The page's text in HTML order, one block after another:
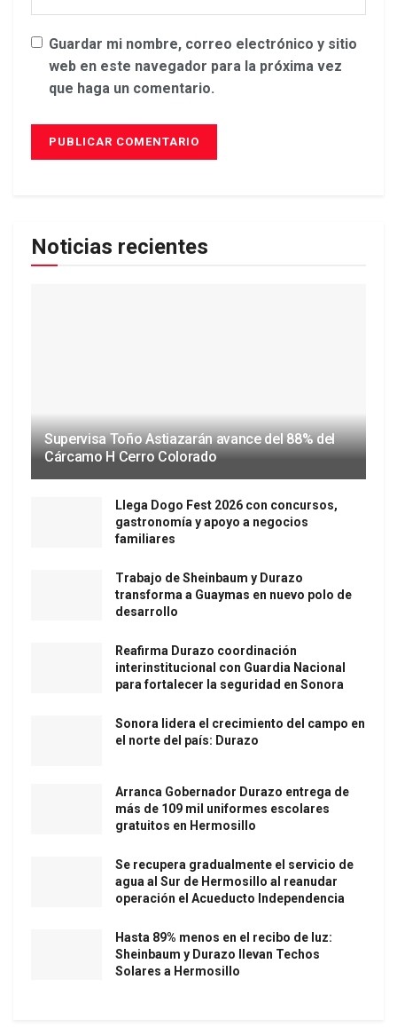
Guardar mi nombre, correo electrónico y sitio
web en este navegador para la próxima vez
que haga un comentario.
Noticias recientes
Supervisa Toño Astiazarán avance del 88% del
Cárcamo H Cerro Colorado
Llega Dogo Fest 2026 con concursos,
gastronomía y apoyo a negocios
familiares
Trabajo de Sheinbaum y Durazo
transforma a Guaymas en nuevo polo de
desarrollo
Reafirma Durazo coordinación
interinstitucional con Guardia Nacional
para fortalecer la seguridad en Sonora
Sonora lidera el crecimiento del campo en
el norte del país: Durazo
Arranca Gobernador Durazo entrega de
más de 109 mil uniformes escolares
gratuitos en Hermosillo
Se recupera gradualmente el servicio de
agua al Sur de Hermosillo al reanudar
operación el Acueducto Independencia
Hasta 89% menos en el recibo de luz:
Sheinbaum y Durazo llevan Techos
Solares a Hermosillo